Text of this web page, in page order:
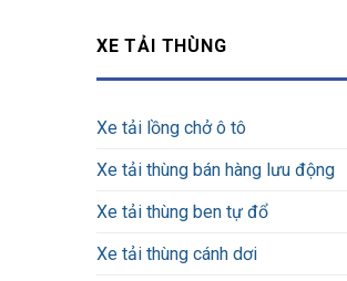
XE TẢI THÙNG
Xe tải lồng chở ô tô
Xe tải thùng bán hàng lưu động
Xe tải thùng ben tự đổ
Xe tải thùng cánh dơi